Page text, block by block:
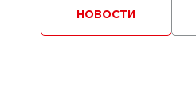
НОВОСТИ